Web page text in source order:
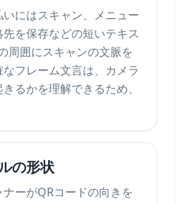
にはスキャン、メニュー
を保存などの短いテキス
周囲にスキャンの文脈を
フレーム文言は、カメラ
るかを理解できるため、
の形状
ーがQRコードの向きを